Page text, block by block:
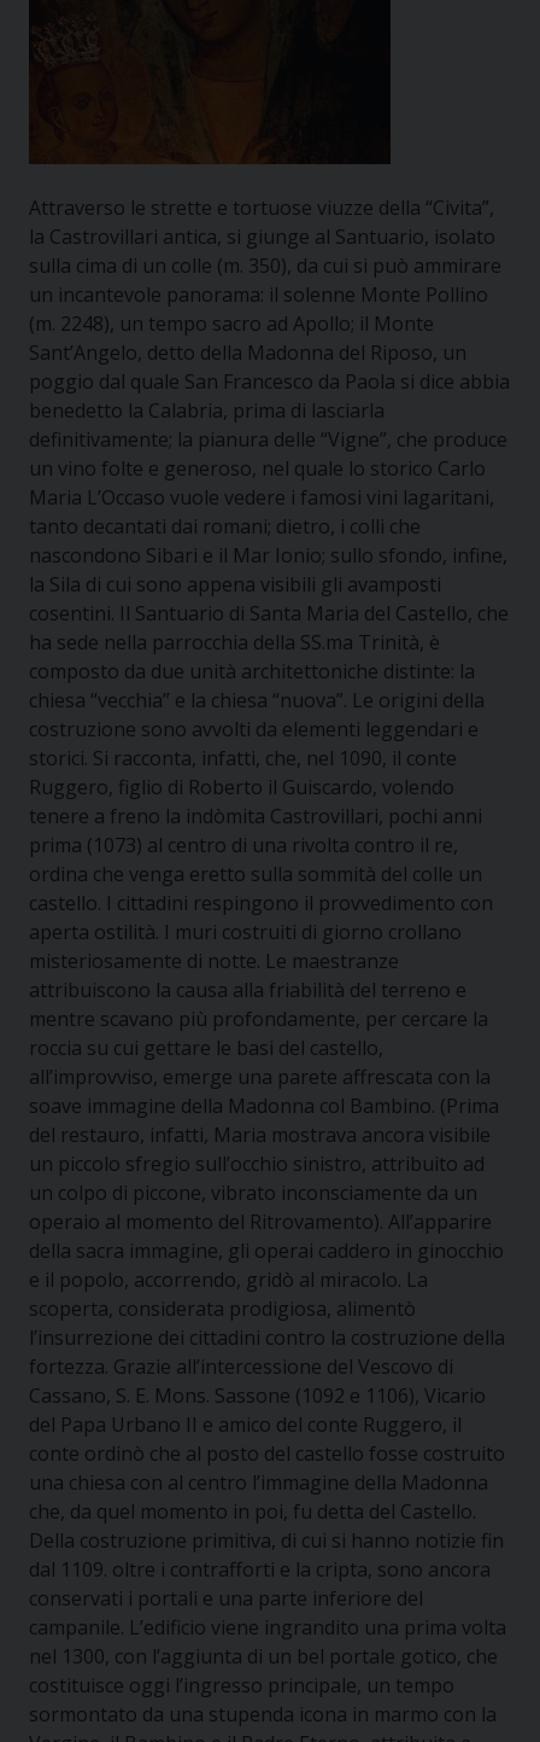
Attraverso le strette e tortuose viuzze della “Civita”,
la Castrovillari antica, si giunge al Santuario, isolato
sulla cima di un colle (m. 350), da cui si può ammirare
un incantevole panorama: il solenne Monte Pollino
(m. 2248), un tempo sacro ad Apollo; il Monte
Sant’Angelo, detto della Madonna del Riposo, un
poggio dal quale San Francesco da Paola si dice abbia
benedetto la Calabria, prima di lasciarla
definitivamente; la pianura delle “Vigne”, che produce
un vino folte e generoso, nel quale lo storico Carlo
Maria L’Occaso vuole vedere i famosi vini lagaritani,
tanto decantati dai romani; dietro, i colli che
nascondono Sibari e il Mar Ionio; sullo sfondo, infine,
la Sila di cui sono appena visibili gli avamposti
cosentini. Il Santuario di Santa Maria del Castello, che
ha sede nella parrocchia della SS.ma Trinità, è
composto da due unità architettoniche distinte: la
chiesa “vecchia” e la chiesa “nuova”. Le origini della
costruzione sono avvolti da elementi leggendari e
storici. Si racconta, infatti, che, nel 1090, il conte
Ruggero, figlio di Roberto il Guiscardo, volendo
tenere a freno la indòmita Castrovillari, pochi anni
prima (1073) al centro di una rivolta contro il re,
ordina che venga eretto sulla sommità del colle un
castello. I cittadini respingono il provvedimento con
aperta ostilità. I muri costruiti di giorno crollano
misteriosamente di notte. Le maestranze
attribuiscono la causa alla friabilità del terreno e
mentre scavano più profondamente, per cercare la
roccia su cui gettare le basi del castello,
all’improvviso, emerge una parete affrescata con la
soave immagine della Madonna col Bambino. (Prima
del restauro, infatti, Maria mostrava ancora visibile
un piccolo sfregio sull’occhio sinistro, attribuito ad
un colpo di piccone, vibrato inconsciamente da un
operaio al momento del Ritrovamento). All’apparire
della sacra immagine, gli operai caddero in ginocchio
e il popolo, accorrendo, gridò al miracolo. La
scoperta, considerata prodigiosa, alimentò
l’insurrezione dei cittadini contro la costruzione della
fortezza. Grazie all’intercessione del Vescovo di
Cassano, S. E. Mons. Sassone (1092 e 1106), Vicario
del Papa Urbano II e amico del conte Ruggero, il
conte ordinò che al posto del castello fosse costruito
una chiesa con al centro l’immagine della Madonna
che, da quel momento in poi, fu detta del Castello.
Della costruzione primitiva, di cui si hanno notizie fin
dal 1109. oltre i contrafforti e la cripta, sono ancora
conservati i portali e una parte inferiore del
campanile. L’edificio viene ingrandito una prima volta
nel 1300, con l’aggiunta di un bel portale gotico, che
costituisce oggi l’ingresso principale, un tempo
sormontato da una stupenda icona in marmo con la